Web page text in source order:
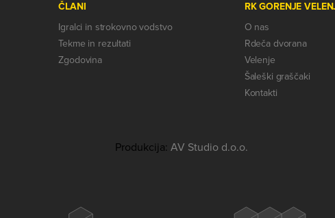
ČLANI
Igralci in strokovno vodstvo
Tekme in rezultati
Zgodovina
RK GORENJE
O nas
Rdeča dvorana
Velenje
Šaleški graščaki
Kontakti
Produkcija: AV Studio d.o.o.